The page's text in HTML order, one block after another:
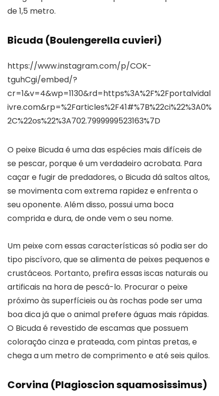
de 1,5 metro.
Bicuda (Boulengerella cuvieri)
https://www.instagram.com/p/COK-
tguhCgi/embed/?
cr=1&v=4&wp=1130&rd=https%3A%2F%2Fportalvidal
ivre.com&rp=%2Farticles%2F41#%7B%22ci%22%3A0%
2C%22os%22%3A702.7999999523163%7D
O peixe Bicuda é uma das espécies mais difíceis de
se pescar, porque é um verdadeiro acrobata. Para
caçar e fugir de predadores, o Bicuda dá saltos altos,
se movimenta com extrema rapidez e enfrenta o
seu oponente. Além disso, possui uma boca
comprida e dura, de onde vem o seu nome.
Um peixe com essas características só podia ser do
tipo piscívoro, que se alimenta de peixes pequenos e
crustáceos. Portanto, prefira essas iscas naturais ou
artificais na hora de pescá-lo. Procurar o peixe
próximo às superfícieis ou às rochas pode ser uma
boa dica já que o animal prefere águas mais rápidas.
O Bicuda é revestido de escamas que possuem
coloração cinza e prateada, com pintas pretas, e
chega a um metro de comprimento e até seis quilos.
Corvina (Plagioscion squamosissimus)